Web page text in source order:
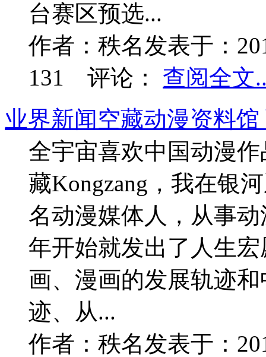
台赛区预选...
作者： 秩名发表于：
131 评论：
查阅全文
业界新闻空藏动漫资料
全宇宙喜欢中国动漫
藏Kongzang，我在银
名动漫媒体人，从事
年开始就发出了人生
画、漫画的发展轨迹
迹、从...
作者： 秩名发表于：